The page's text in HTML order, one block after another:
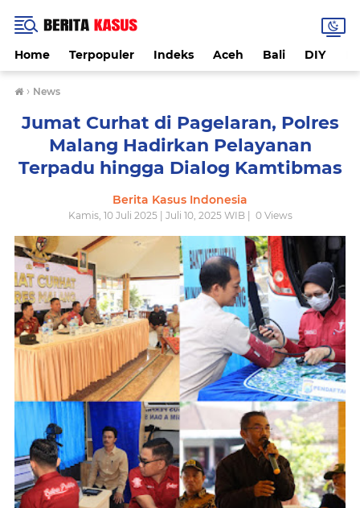
Home Terpopuler Indeks Aceh Bali DIY
› News
Jumat Curhat di Pagelaran, Polres
Malang Hadirkan Pelayanan
Terpadu hingga Dialog Kamtibmas
Berita Kasus Indonesia
Kamis, 10 Juli 2025 | Juli 10, 2025 WIB | 0Views